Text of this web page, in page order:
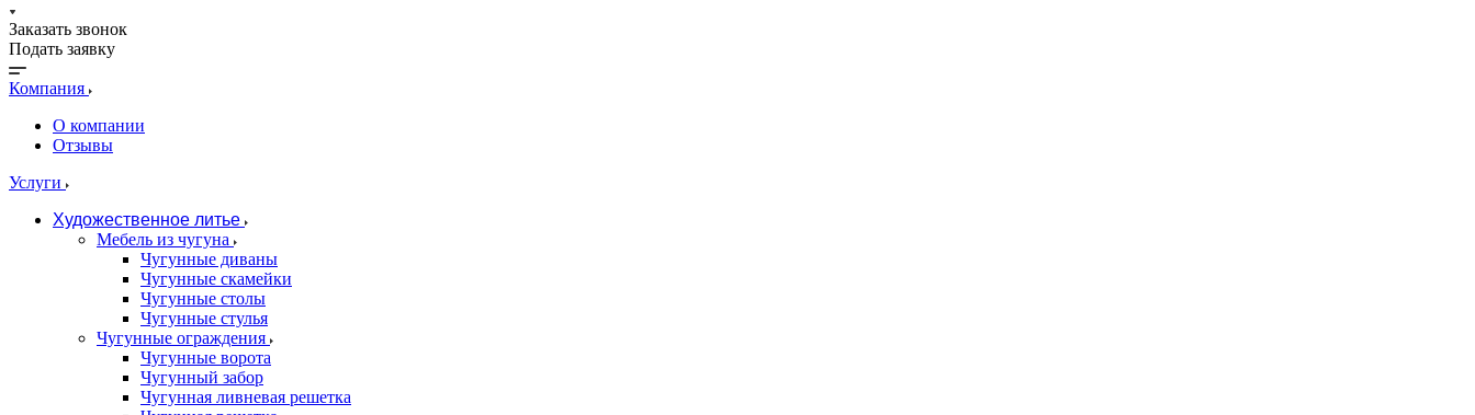
Заказать звонок
Подать заявку
Компания
О компании
Отзывы
Услуги
Художественное литье
Мебель из чугуна
Чугунные диваны
Чугунные скамейки
Чугунные столы
Чугунные стулья
Чугунные ограждения
Чугунные ворота
Чугунный забор
Чугунная ливневая решетка